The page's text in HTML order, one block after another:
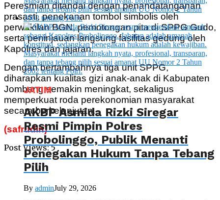
Peresmian ditandai dengan penandatanganan
prasasti, penekanan tombol simbolis oleh
perwakilan BGN, pemotongan pita di SPPG Gudo,
serta peninjauan langsung fasilitas gedung oleh
Kapolres dan jajaran.
Dengan bertambahnya tiga unit SPPG,
diharapkan kualitas gizi anak-anak di Kabupaten
Jombang semakin meningkat, sekaligus
memperkuat roda perekonomian masyarakat
secara berkelanjutan.
(safrudin)
Post Views: 5
JATIM
AKBP Asmida Rizki Siregar
Resmi Pimpin Polres
Probolinggo, Publik Menanti
Penegakan Hukum Tanpa Tebang
Pilih
By adminJuly 29, 2026